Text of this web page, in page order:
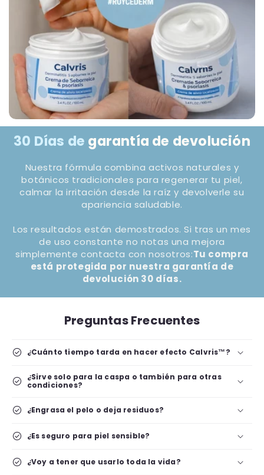
30 Días de garantía de devolución
Nuestra fórmula combina activos naturales y
botánicos tradicionales para regenerar tu piel,
calmar la irritación desde la raíz y devolverle su
apariencia saludable.
Los resultados están demostrados. Si tras un mes
de uso constante no notas una mejora
simplemente contacta con nosotros:Tu compra
está protegida por nuestra garantía de
devolución 30 días.
Preguntas Frecuentes
check_circle ¿Cuánto tiempo tarda en hacer efecto Calvris™?
check_circle
¿Sirve solo para la caspa o también para otras
condiciones?
check_circle ¿Engrasa el pelo o deja residuos?
check_circle ¿Es seguro para piel sensible?
check_circle ¿Voy a tener que usarlo toda la vida?